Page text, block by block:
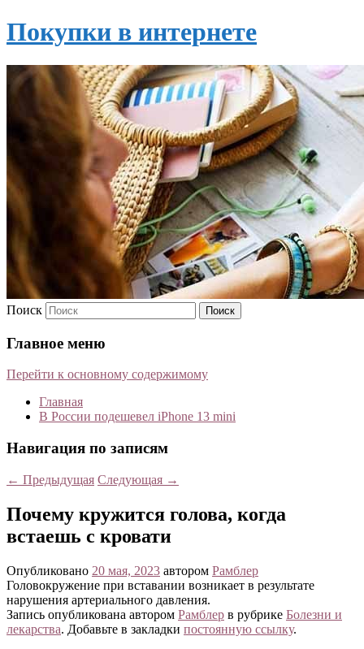
Покупки в интернете
Поиск
Главное меню
Перейти к основному содержимому
Главная
В России подешевел iPhone 13 mini
Навигация по записям
← Предыдущая Следующая →
Почему кружится голова, когда
встаешь с кровати
Опубликовано 20 мая, 2023 автором Рамблер
Головокружение при вставании возникает в результате
нарушения артериального давления.
Запись опубликована автором Рамблер в рубрике Болезни и
лекарства. Добавьте в закладки постоянную ссылку.